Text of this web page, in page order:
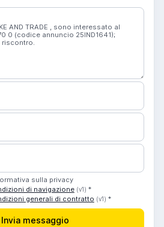
sulla privacy
di navigazione (v1) *
generali di contratto (v1) *
Invia messaggio